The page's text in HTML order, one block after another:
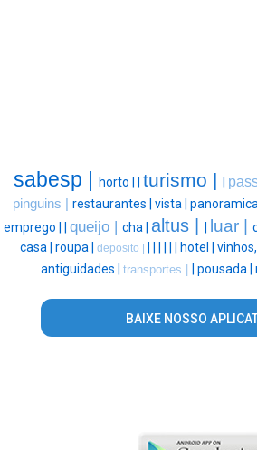
sabesp | horto | | turismo | |
pinguins | restaurantes | vista |
emprego | | queijo | cha | altus | | luar |
casa | roupa | deposito | | | | | | | hotel |
antiguidades | transportes | | pousada |
BAIXE NOSSO